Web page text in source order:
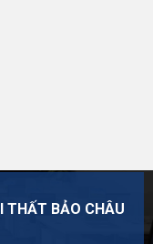
THẤT BẢO CHÂU